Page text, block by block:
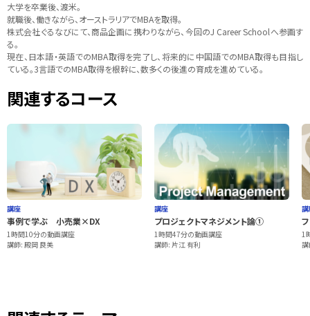
大学を卒業後、渡米。
就職後、働きながら、オーストラリアでMBAを取得。
株式会社ぐるなびにて、商品企画に携わりながら、今回のJ Career Schoolへ参画す
る。
現在、日本語・英語でのMBA取得を完了し、将来的に中国語でのMBA取得も目指し
ている。3言語でのMBA取得を根幹に、数多くの後進の育成を進めている。
関連するコース
講座
事例で学ぶ 小売業×DX
1時間10分の動画講座
講師: 殿岡 良美
講座
プロジェクトマネジメント論①
1時間47分の動画講座
講師: 片江 有利
1
講